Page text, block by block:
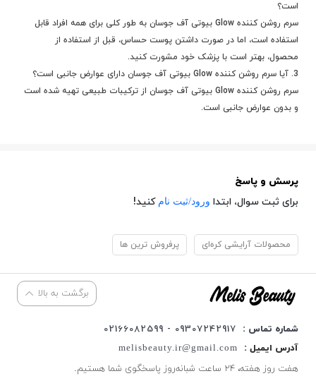
است؟
سرم روشن کننده Glow بیوتی آف جوسان به طور کلی برای همه افراد قابل
استفاده است، اما در صورت داشتن پوست حساس، قبل از استفاده از
محصول، بهتر است با پزشک خود مشورت کنید.
3. آیا سرم روشن کننده Glow بیوتی آف جوسان دارای عوارض جانبی است؟
سرم روشن کننده Glow بیوتی آف جوسان از ترکیبات طبیعی تهیه شده است
و بدون عوارض جانبی است.
پرسش و پاسخ
برای ثبت سوال، ابتدا ورود/ثبت نام کنید!
محصولات آرایشی کره‌ای پرفروش ترین ها
برگشت به بالا
شماره تماس :
09307242917 - 02166082599
آدرس ایمیل :
melisbeauty.ir@gmail.com
هفت روز هفته، ۲۴ ساعت شبانه‌روز پاسخگوی شما هستیم.